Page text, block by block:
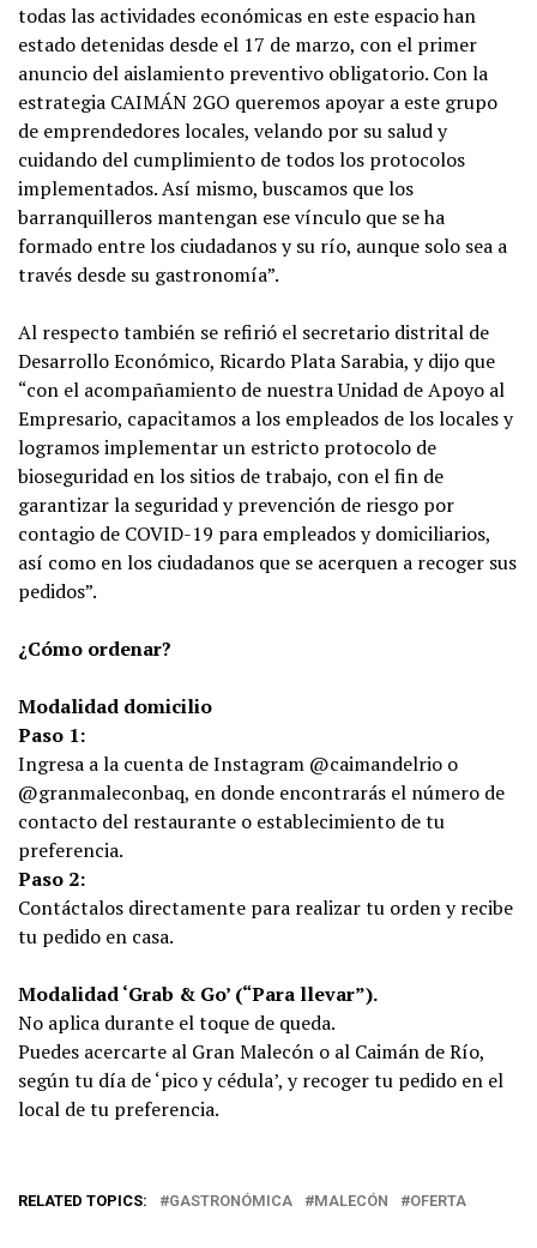
todas las actividades económicas en este espacio han
estado detenidas desde el 17 de marzo, con el primer
anuncio del aislamiento preventivo obligatorio. Con la
estrategia CAIMÁN 2GO queremos apoyar a este grupo
de emprendedores locales, velando por su salud y
cuidando del cumplimiento de todos los protocolos
implementados. Así mismo, buscamos que los
barranquilleros mantengan ese vínculo que se ha
formado entre los ciudadanos y su río, aunque solo sea a
través desde su gastronomía”.
Al respecto también se refirió el secretario distrital de
Desarrollo Económico, Ricardo Plata Sarabia, y dijo que
“con el acompañamiento de nuestra Unidad de Apoyo al
Empresario, capacitamos a los empleados de los locales y
logramos implementar un estricto protocolo de
bioseguridad en los sitios de trabajo, con el fin de
garantizar la seguridad y prevención de riesgo por
contagio de COVID-19 para empleados y domiciliarios,
así como en los ciudadanos que se acerquen a recoger sus
pedidos”.
¿Cómo ordenar?
Modalidad domicilio
Paso 1:
Ingresa a la cuenta de Instagram @caimandelrio o
@granmaleconbaq, en donde encontrarás el número de
contacto del restaurante o establecimiento de tu
preferencia.
Paso 2:
Contáctalos directamente para realizar tu orden y recibe
tu pedido en casa.
Modalidad ‘Grab & Go’ (“Para llevar”).
No aplica durante el toque de queda.
Puedes acercarte al Gran Malecón o al Caimán de Río,
según tu día de ‘pico y cédula’, y recoger tu pedido en el
local de tu preferencia.
RELATED TOPICS: GASTRONÓMICA MALECÓN OFERTA